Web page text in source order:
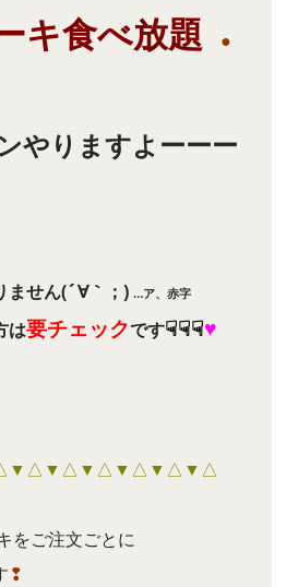
キ食べ放題
●
やりますよーーー
ません(´∀｀；)…ア、赤字
は要チェックです☟☟☟♥
をご注文ごとに
❢